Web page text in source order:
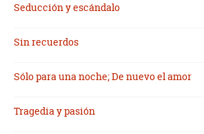
Seducción y escándalo
Sin recuerdos
Sólo para una noche; De nuevo el amor
Tragedia y pasión